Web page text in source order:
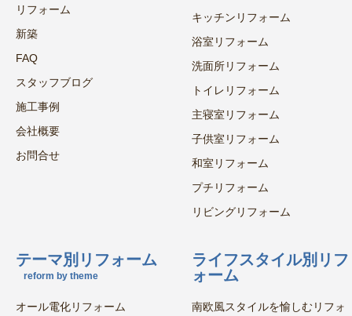
リフォーム
新築
FAQ
スタッフブログ
施工事例
会社概要
お問合せ
キッチンリフォーム
浴室リフォーム
洗面所リフォーム
トイレリフォーム
主寝室リフォーム
子供室リフォーム
和室リフォーム
プチリフォーム
リビングリフォーム
テーマ別リフォーム
reform by theme
オール電化リフォーム
ライフスタイル別リフ
ォーム
南欧風スタイルを愉しむリフォ